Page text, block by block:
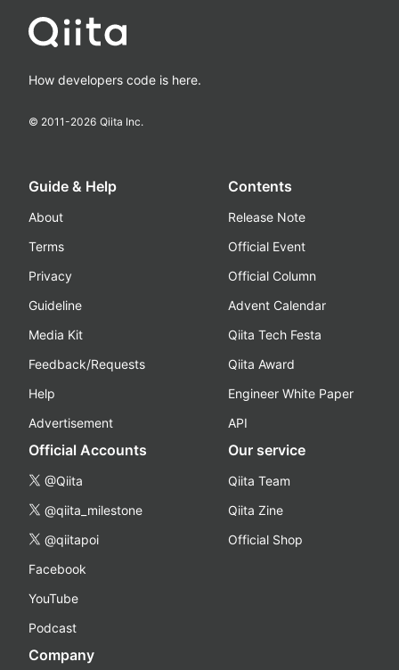
How developers code is here.
© 2011-2026 Qiita Inc.
Guide & Help
About
Terms
Privacy
Guideline
Media Kit
Feedback/Requests
Help
Advertisement
Contents
Release Note
Official Event
Official Column
Advent Calendar
Qiita Tech Festa
Qiita Award
Engineer White Paper
API
Official Accounts
@Qiita
@qiita_milestone
@qiitapoi
Facebook
YouTube
Podcast
Our service
Qiita Team
Qiita Zine
Official Shop
Company